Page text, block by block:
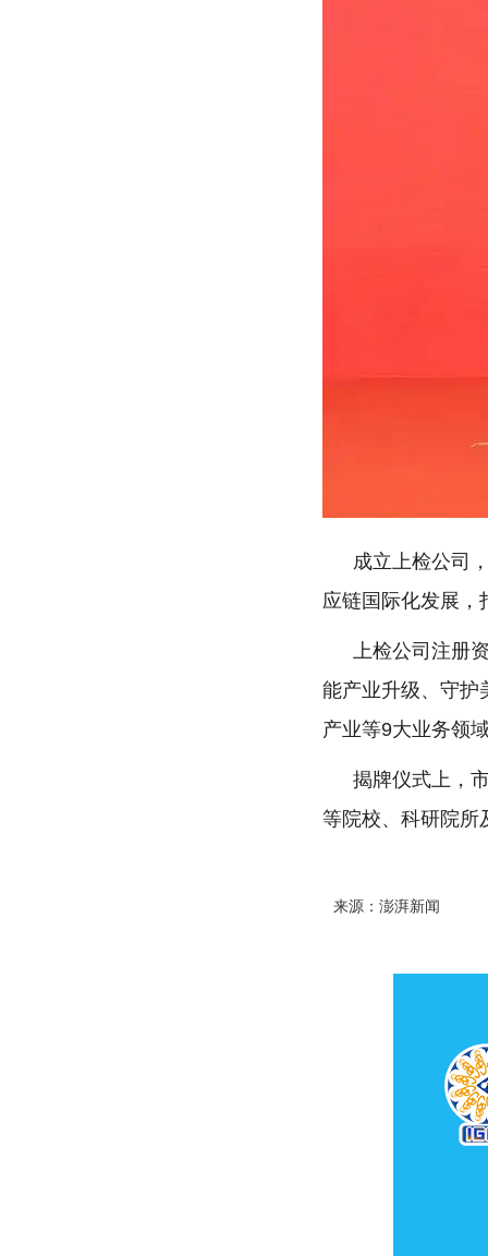
成立上检公司
应链国际化发展，
上检公司注册
能产业升级、守护
产业等9大业务领
揭牌仪式上，
等院校、科研院所
来源：澎湃新闻